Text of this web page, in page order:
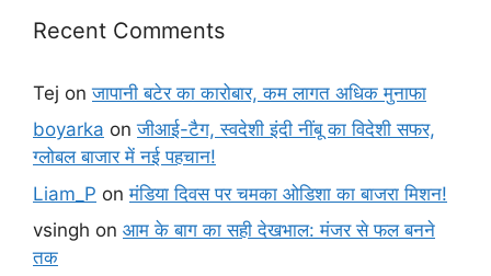
Recent Comments
Tej onजापानी बटेर का कारोबार, कम लागत अधिक मुनाफा
boyarka onजीआई-टैग, स्वदेशी इंदी नींबू का विदेशी सफर,
ग्लोबल बाजार में नई पहचान!
Liam_P onमंडिया दिवस पर चमका ओडिशा का बाजरा मिशन!
vsingh on आम के बाग का सही देखभाल: मंजर से फल बनने
तक